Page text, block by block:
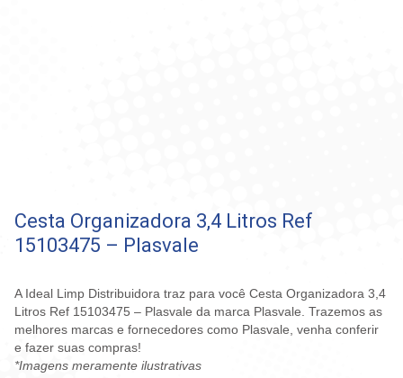
Cesta Organizadora 3,4 Litros Ref
15103475 – Plasvale
A Ideal Limp Distribuidora traz para você Cesta Organizadora 3,4
Litros Ref 15103475 – Plasvale da marca Plasvale. Trazemos as
melhores marcas e fornecedores como Plasvale, venha conferir
e fazer suas compras!
*Imagens meramente ilustrativas